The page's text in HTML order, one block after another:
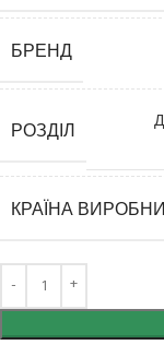
БРЕНД
РОЗДІЛ
КРАЇНА